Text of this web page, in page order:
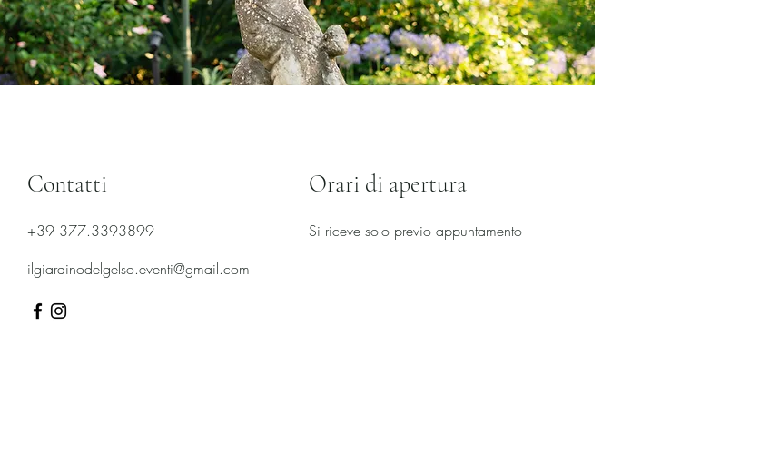
Contatti
+39 377.3393899
Orari di apertura
Si riceve solo previo appuntamento
ilgiardinodelgelso.eventi@gmail.com